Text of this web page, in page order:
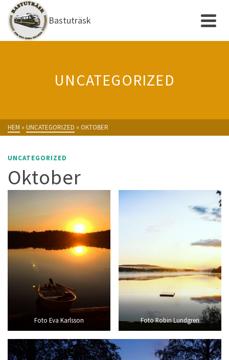
Bastuträsk
UNCATEGORIZED
HEM » UNCATEGORIZED » OKTOBER
UNCATEGORIZED
Oktober
Foto Eva Karlsson Foto Robin Lundgren